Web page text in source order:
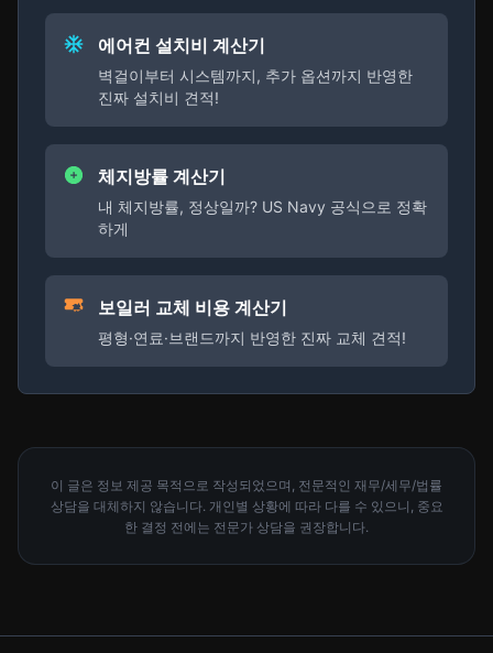
에어컨 설치비 계산기
벽걸이부터 시스템까지, 추가 옵션까지 반영한
진짜 설치비 견적!
체지방률 계산기
내 체지방률, 정상일까? US Navy 공식으로 정확
하게
보일러 교체 비용 계산기
평형·연료·브랜드까지 반영한 진짜 교체 견적!
이 글은 정보 제공 목적으로 작성되었으며, 전문적인 재무/세무/법률
상담을 대체하지 않습니다. 개인별 상황에 따라 다를 수 있으니, 중요
한 결정 전에는 전문가 상담을 권장합니다.